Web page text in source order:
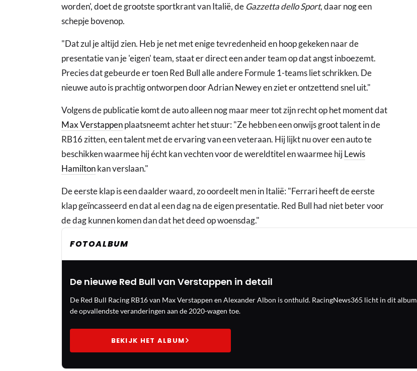
worden', doet de grootste sportkrant van Italië, de Gazzetta dello Sport, daar nog een
schepje bovenop.
"Dat zul je altijd zien. Heb je net met enige tevredenheid en hoop gekeken naar de
presentatie van je 'eigen' team, staat er direct een ander team op dat angst inboezemt.
Precies dat gebeurde er toen Red Bull alle andere Formule 1-teams liet schrikken. De
nieuwe auto is prachtig ontworpen door Adrian Newey en ziet er ontzettend snel uit."
Volgens de publicatie komt de auto alleen nog maar meer tot zijn recht op het moment dat
Max Verstappenplaatsneemt achter het stuur: "Ze hebben een onwijs groot talent in de
RB16 zitten, een talent met de ervaring van een veteraan. Hij lijkt nu over een auto te
beschikken waarmee hij écht kan vechten voor de wereldtitel en waarmee hijLewis
Hamiltonkan verslaan."
De eerste klap is een daalder waard, zo oordeelt men in Italië: "Ferrari heeft de eerste
klap geïncasseerd en dat al een dag na de eigen presentatie. Red Bull had niet beter voor
de dag kunnen komen dan dat het deed op woensdag."
FOTOALBUM
De nieuwe Red Bull van Verstappen in detail
De Red Bull Racing RB16 van Max Verstappen en Alexander Albon is onthuld. RacingNews365 licht in dit album
de opvallendste veranderingen aan de 2020-wagen toe.
BEKIJK HET ALBUM